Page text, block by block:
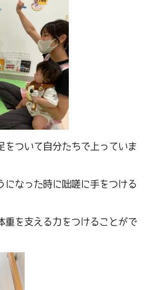
をついて自分たちで上っていま
になった時に咄嗟に手をつける
重を支える力をつけることがで